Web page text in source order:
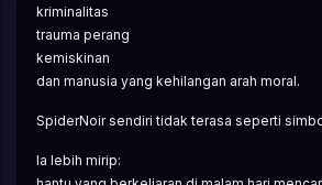
kriminalitas
trauma perang
kemiskinan
dan manusia yang kehilangan arah moral.
SpiderNoir sendiri tidak terasa seperti
Ia lebih mirip: